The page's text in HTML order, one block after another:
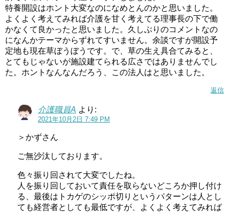
特養開設はホント大変なのになめとんのかと思いました。
よくよく考えてみれば介護を甘く考えてる理事長の下で働
かなくて良かったと思いました。久しぶりのコメントなの
になんかテーマからずれてすいません。余談ですが開設予
定地も現在草ぼうぼうです。で、草の生え具合てみると、
とてもじゃないが施設建てられる広さではありませんでし
た。ホントなんなんだろう、この法人はと思いました。
返信
介護職員A より:
2021年10月2日 7:49 PM
＞かずさん
ご無沙汰しております。
色々振り回されて大変でしたね。
人を振り回しておいて責任を取らないどころか押し付け
る、最後はトカゲのシッポ切りというパターンは人とし
ても経営者としても最低ですが、よくよく考えてみれば